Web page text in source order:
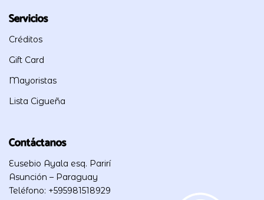
Servicios
Créditos
Gift Card
Mayoristas
Lista Cigueña
Contáctanos
Eusebio Ayala esq. Parirí
Asunción – Paraguay
Teléfono: +595981518929